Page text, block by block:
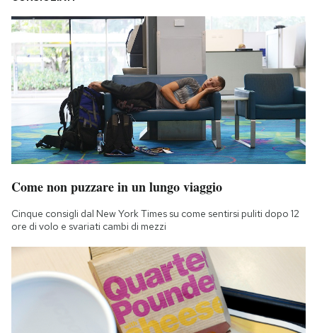
Come non puzzare in un lungo viaggio
Cinque consigli dal New York Times su come sentirsi puliti dopo 12
ore di volo e svariati cambi di mezzi